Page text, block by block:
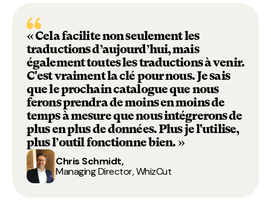
« Cela facilite non seulement les
traductions d’aujourd’hui, mais
également toutes les traductions à venir.
C'est vraiment la clé pour nous. Je sais
que le prochain catalogue que nous
ferons prendra de moins en moins de
temps à mesure que nous intégrerons de
plus en plus de données. Plus je l'utilise,
plus l’outil fonctionne bien. »
Chris Schmidt,
Managing Director, WhizCut